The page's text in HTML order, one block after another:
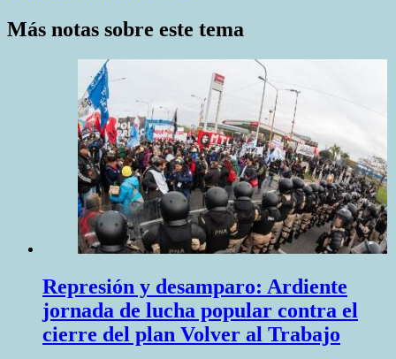
Más notas sobre este tema
Represión y desamparo: Ardiente
jornada de lucha popular contra el
cierre del plan Volver al Trabajo